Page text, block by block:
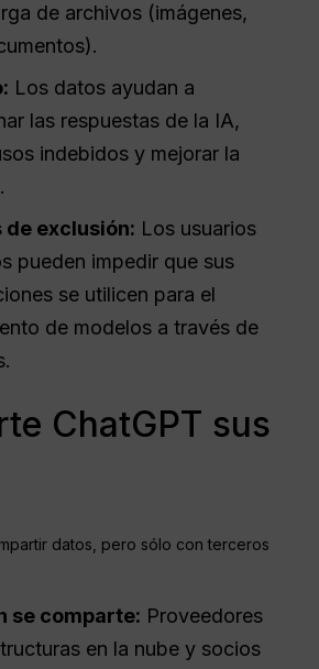
de archivos (imágenes,
Los datos ayudan a
las respuestas de la IA,
indebidos y mejorar la
de exclusión: Los usuarios
pueden impedir que sus
se utilicen para el
de modelos a través de
ChatGPT sus
datos, pero sólo con terceros
se comparte: Proveedores
en la nube y socios